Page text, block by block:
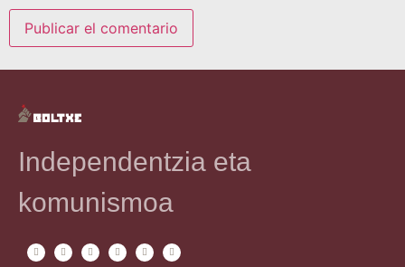
Independentzia eta
komunismoa